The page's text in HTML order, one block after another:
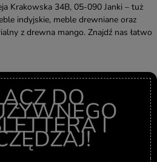
Krakowska 34B, 05-090 Janki – tuż
indyjskie, meble drewniane oraz
z drewna mango. Znajdź nas łatwo
DO
I